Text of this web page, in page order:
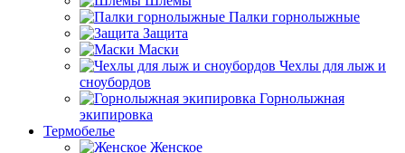
Палки горнолыжные
Защита
Маски
Чехлы для лыж и
сноубордов
Горнолыжная
экипировка
Термобелье
Женское